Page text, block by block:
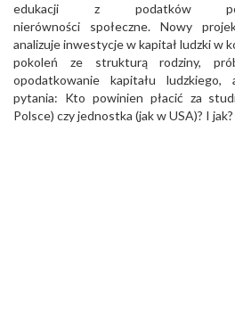
edukacji z podatków
nierówności społeczne. Nowy
analizuje inwestycje w kapitał ludzki w
pokoleń ze strukturą rodziny,
opodatkowanie kapitału
pytania: Kto powinien płacić za
Polsce) czy jednostka (jak w USA)? I jak?